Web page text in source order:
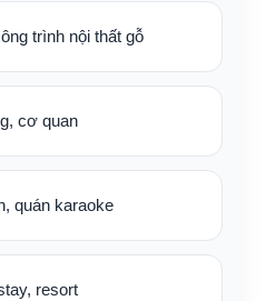
trình nội thất gỗ
cơ quan
quán karaoke
resort